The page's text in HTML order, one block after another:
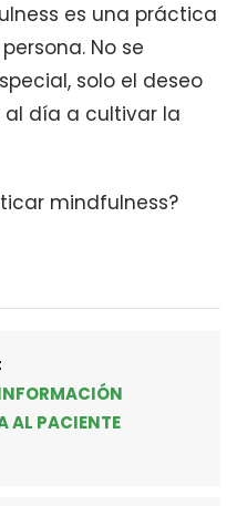
es una práctica
No se
solo el deseo
día a cultivar la
mindfulness?
AL PACIENTE